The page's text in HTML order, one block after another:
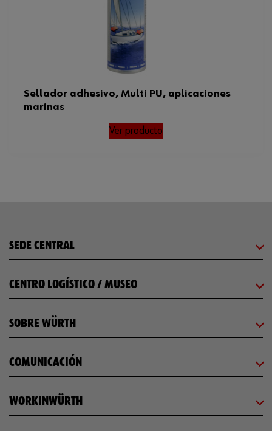
Sellador adhesivo, Multi PU, aplicaciones
marinas
Ver producto
SEDE CENTRAL
CENTRO LOGÍSTICO / MUSEO
SOBRE WÜRTH
COMUNICACIÓN
WORKINWÜRTH